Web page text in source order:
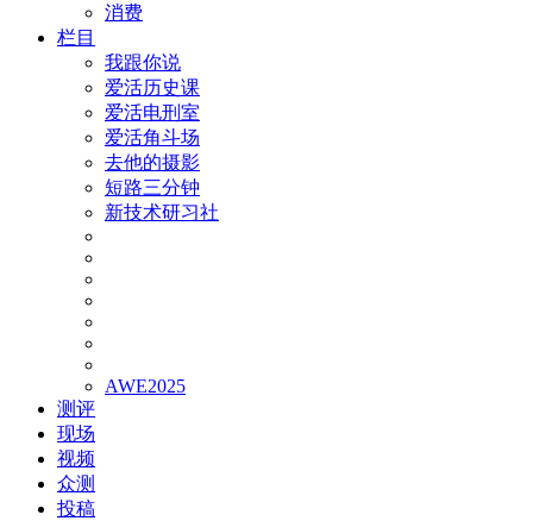
消费
栏目
我跟你说
爱活历史课
爱活电刑室
爱活角斗场
去他的摄影
短路三分钟
新技术研习社
AWE2025
测评
现场
视频
众测
投稿